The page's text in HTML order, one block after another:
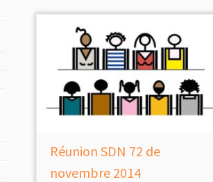
Réunion SDN 72 de
novembre 2014